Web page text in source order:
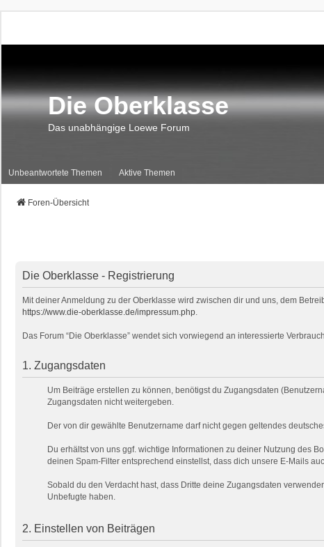
Die Oberklasse
Das unabhängige Loewe Forum
Unbeantwortete Themen Aktive Themen
Foren-Übersicht
Die Oberklasse - Registrierung
Mit deiner Anmeldung zu der Oberklasse wird zwischen dir und uns, dem
https://www.die-oberklasse.de/impressum.php.
Das Forum “Die Oberklasse” wendet sich vorwiegend an interessierte
1. Zugangsdaten
Um Beiträge erstellen zu können, benötigst du Zugangsdaten
Zugangsdaten nicht weitergeben.
Der von dir gewählte Benutzername darf nicht gegen geltendes
Du erhältst von uns ggf. wichtige Informationen zu deiner Nutzung des
deinen Spam-Filter entsprechend einstellst, dass dich unsere E-Mails
Sobald du den Verdacht hast, dass Dritte deine Zugangsdaten
Unbefugte haben.
2. Einstellen von Beiträgen